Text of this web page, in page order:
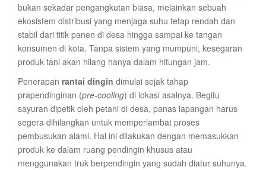
bukan sekadar pengangkutan biasa, melainkan sebuah
ekosistem distribusi yang menjaga suhu tetap rendah dan
stabil dari titik panen di desa hingga sampai ke tangan
konsumen di kota. Tanpa sistem yang mumpuni, kesegaran
produk tani akan hilang hanya dalam hitungan jam.
Penerapan rantai dingin dimulai sejak tahap
prapendinginan (pre-cooling) di lokasi asalnya. Begitu
sayuran dipetik oleh petani di desa, panas lapangan harus
segera dihilangkan untuk memperlambat proses
pembusukan alami. Hal ini dilakukan dengan memasukkan
produk ke dalam ruang pendingin khusus atau
menggunakan truk berpendingin yang sudah diatur suhunya.